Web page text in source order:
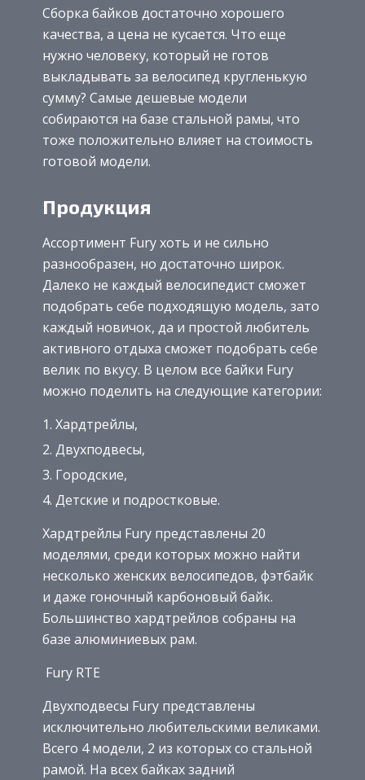
Сборка байков достаточно хорошего
качества, а цена не кусается. Что еще
нужно человеку, который не готов
выкладывать за велосипед кругленькую
сумму? Самые дешевые модели
собираются на базе стальной рамы, что
тоже положительно влияет на стоимость
готовой модели.
Продукция
Ассортимент Fury хоть и не сильно
разнообразен, но достаточно широк.
Далеко не каждый велосипедист сможет
подобрать себе подходящую модель, зато
каждый новичок, да и простой любитель
активного отдыха сможет подобрать себе
велик по вкусу. В целом все байки Fury
можно поделить на следующие категории:
Хардтрейлы,
Двухподвесы,
Городские,
Детские и подростковые.
Хардтрейлы Fury представлены 20
моделями, среди которых можно найти
несколько женских велосипедов, фэтбайк
и даже гоночный карбоновый байк.
Большинство хардтрейлов собраны на
базе алюминиевых рам.
Fury RTE
Двухподвесы Fury представлены
исключительно любительскими великами.
Всего 4 модели, 2 из которых со стальной
рамой. На всех байках задний